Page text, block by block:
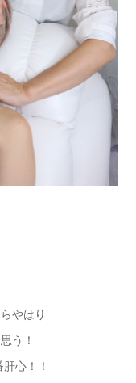
やはり
う！
心！！